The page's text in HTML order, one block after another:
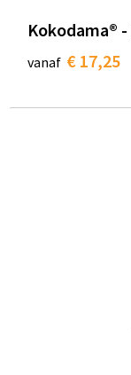
Kokodama®
vanaf € 17,25